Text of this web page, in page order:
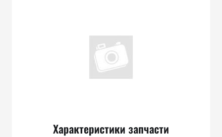
Характеристики запчасти